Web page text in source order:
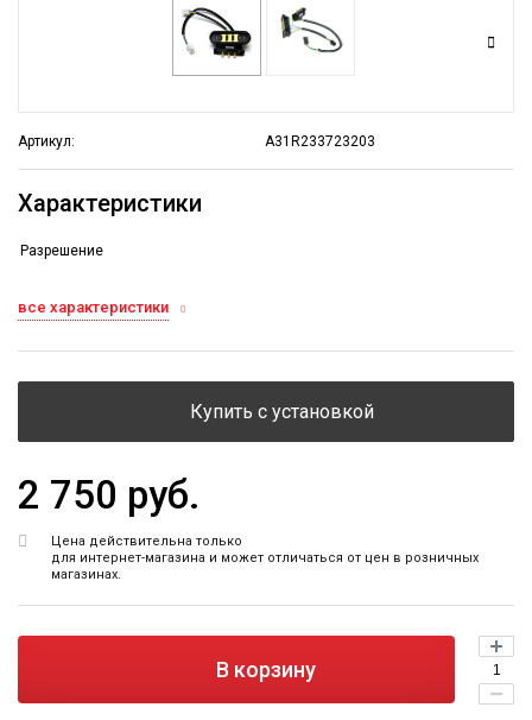
Артикул: A31R233723203
Характеристики
Разрешение
все характеристики
Купить с установкой
2 750 руб.
Цена действительна только
для интернет-магазина и может отличаться от цен в розничных
магазинах.
В корзину